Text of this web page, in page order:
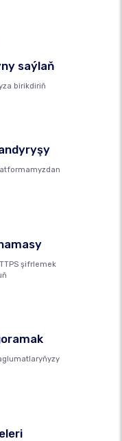
saýlaň
birikdiriň
şifrlemek